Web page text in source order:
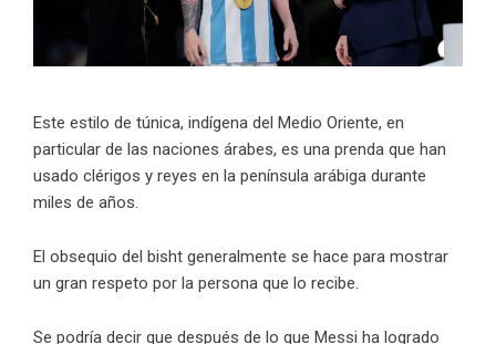
Este estilo de túnica, indígena del Medio Oriente, en
particular de las naciones árabes, es una prenda que han
usado clérigos y reyes en la península arábiga durante
miles de años.
El obsequio del bisht generalmente se hace para mostrar
un gran respeto por la persona que lo recibe.
Se podría decir que después de lo que Messi ha logrado